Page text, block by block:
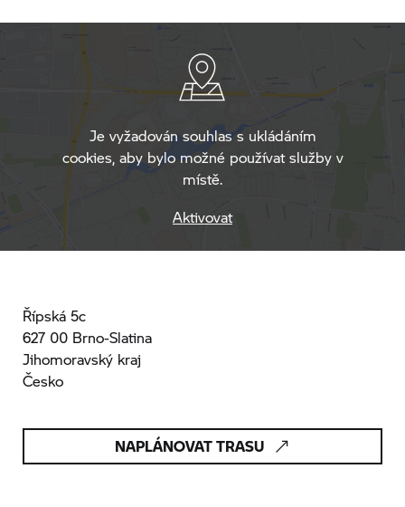
Je vyžadován souhlas s ukládáním
cookies, aby bylo možné používat služby v
místě.
Aktivovat
Řípská 5c
627 00 Brno-Slatina
Jihomoravský kraj
Česko
NAPLÁNOVAT TRASU